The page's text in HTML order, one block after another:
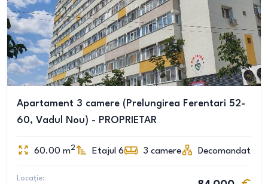
Apartament 3 camere (Prelungirea Ferentari 52-
60, Vadul Nou) - PROPRIETAR
60.00 m2 Etajul 6 3 camere Decomandat
Locație: